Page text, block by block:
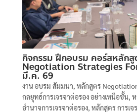
กิจกรรม ฝึกอบรม คอร์สหลักสู
Negotiation Strategies
มี.ค. 69
งาน อบรม สัมมนา หลักสูตร
กลยุทธ์การเจรจาต่อรอง อย่างเหนือชั้น
อำนาจการเจรจาต่อรอง, หลักสูตร การเจ